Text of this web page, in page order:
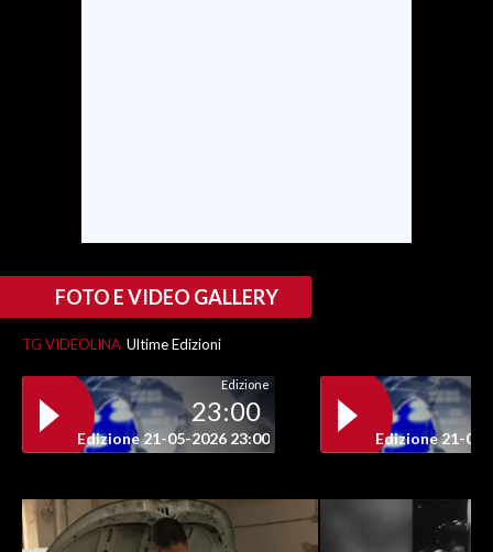
FOTO E VIDEO GALLERY
TG VIDEOLINA Ultime Edizioni
Edizione
23:00
Edizione 21-05-2026 23:00 Edizione 21-05-